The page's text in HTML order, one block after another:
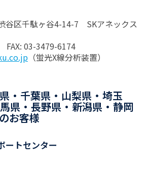
谷区千駄ヶ谷4-14-7 SKアネックス
03-3479-6174
（蛍光X線分析装置）
・千葉県・山梨県・埼玉
県・長野県・新潟県・静岡
お客様
ートセンター